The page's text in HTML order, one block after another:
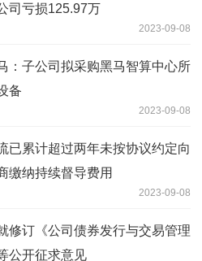
司亏损125.97万
2023-09-08
：子公司拟采购黑马智算中心所
备
2023-09-08
已累计超过两年未按协议约定向
缴纳持续督导费用
2023-09-08
修订《公司债券发行与交易管理
公开征求意见